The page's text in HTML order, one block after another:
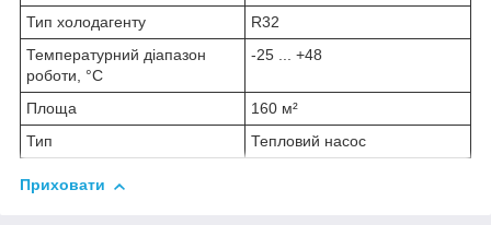
Тип холодагенту
R32
Температурний діапазон
роботи, °C
-25 ... +48
Площа
160 м²
Тип
Тепловий насос
Приховати